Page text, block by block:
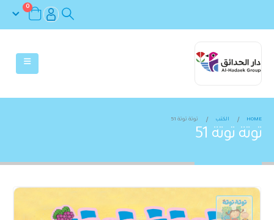
0
HOME الكتب توتة توتة 51
توتة توتة 51